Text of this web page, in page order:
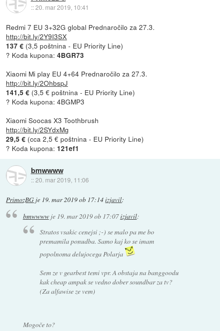
::20. mar 2019, 10:41
Redmi 7 EU 3+32G global Prednaročilo za 27.3.
http://bit.ly/2Y9I3SX
137 € (3,5 poštnina - EU Priority Line)
? Koda kupona:4BGR73
Xiaomi Mi play EU 4+64 Prednaročilo za 27.3.
http://bit.ly/2OhbspJ
141,5 € (3,5 € poštnina - EU Priority Line)
? Koda kupona: 4BGMP3
Xiaomi Soocas X3 Toothbrush
http://bit.ly/2SYdxMg
29,5 € (cca 2,5 € poštnina - EU Priority Line)
? Koda kupona: 121ef1
bmwwww
::20. mar 2019, 11:06
PrimozBG je 19. mar 2019 ob 17:14izjavil:
bmwwwwje 19. mar 2019 ob 17:07izjavil:
Stratos vsakic cenejsi ;-) se malo pa me bo
premamila ponudba. Samo kaj ko se imam
popolnoma delujocega Polarja
Sem ze v gearbest temi vpr. A obstaja na banggoodu
kak cheap ampak se vedno dober soundbar za tv?
(Za alfawise ze vem)
Mogoče to?